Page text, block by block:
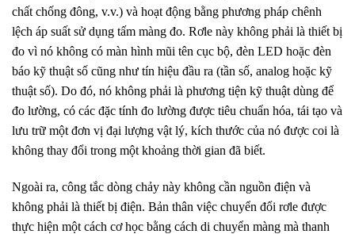
chất chống đông, v.v.) và hoạt động bằng phương pháp chênh
lệch áp suất sử dụng tấm màng đo. Rơle này không phải là thiết bị
đo vì nó không có màn hình mũi tên cục bộ, đèn LED hoặc đèn
báo kỹ thuật số cũng như tín hiệu đầu ra (tần số, analog hoặc kỹ
thuật số). Do đó, nó không phải là phương tiện kỹ thuật dùng để
đo lường, có các đặc tính đo lường được tiêu chuẩn hóa, tái tạo và
lưu trữ một đơn vị đại lượng vật lý, kích thước của nó được coi là
không thay đổi trong một khoảng thời gian đã biết.
Ngoài ra, công tắc dòng chảy này không cần nguồn điện và
không phải là thiết bị điện. Bản thân việc chuyển đổi rơle được
thực hiện một cách cơ học bằng cách di chuyển màng mà thanh